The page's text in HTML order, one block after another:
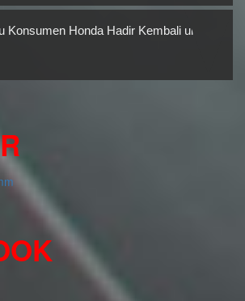
Konsumen Honda Hadir Kembali untuk